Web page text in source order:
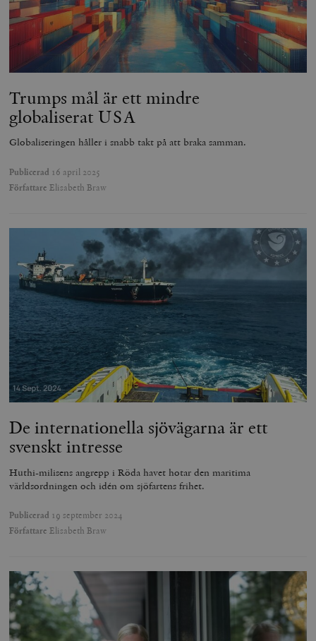
Trumps mål är ett mindre
globaliserat USA
Globaliseringen håller i snabb takt på att braka samman.
Publicerad 16 april 2025
Författare Elisabeth Braw
De internationella sjövägarna är ett
svenskt intresse
Huthi-milisens angrepp i Röda havet hotar den maritima
världsordningen och idén om sjöfartens frihet.
Publicerad 19 september 2024
Författare Elisabeth Braw